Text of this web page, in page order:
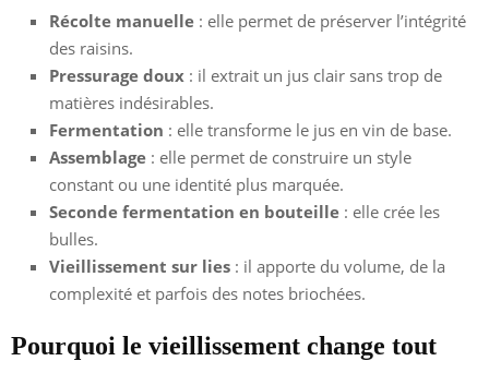
Récolte manuelle : elle permet de préserver l’intégrité
des raisins.
Pressurage doux : il extrait un jus clair sans trop de
matières indésirables.
Fermentation : elle transforme le jus en vin de base.
Assemblage : elle permet de construire un style
constant ou une identité plus marquée.
Seconde fermentation en bouteille : elle crée les
bulles.
Vieillissement sur lies : il apporte du volume, de la
complexité et parfois des notes briochées.
Pourquoi le vieillissement change tout